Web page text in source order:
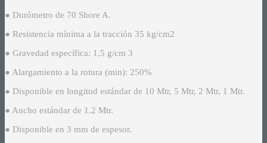
● Durómetro de 70 Shore A.
● Resistencia mínima a la tracción 35 kg/cm2
● Gravedad específica: 1,5 g/cm 3
● Alargamiento a la rotura (min): 250%
● Disponible en longitud estándar de 10 Mtr, 5 Mtr, 2 Mtr, 1 Mtr.
● Ancho estándar de 1.2 Mtr.
● Disponible en 3 mm de espesor.